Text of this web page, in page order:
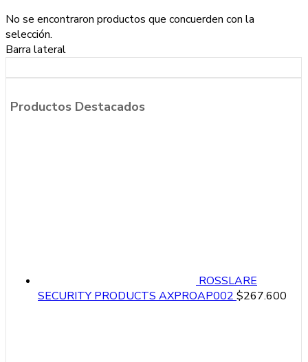
No se encontraron productos que concuerden con la
selección.
Barra lateral
Productos Destacados
ROSSLARE
SECURITY PRODUCTS AXPROAP002 $267.600